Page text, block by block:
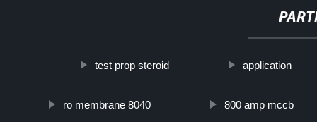
test prop steroid application
ro membrane 8040 800 amp mccb